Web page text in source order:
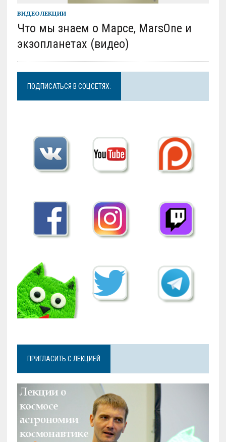
ВИДЕОЛЕКЦИИ
Что мы знаем о Марсе, MarsOne и
экзопланетах (видео)
ПОДПИСАТЬСЯ В СОЦСЕТЯХ:
ПРИГЛАСИТЬ С ЛЕКЦИЕЙ